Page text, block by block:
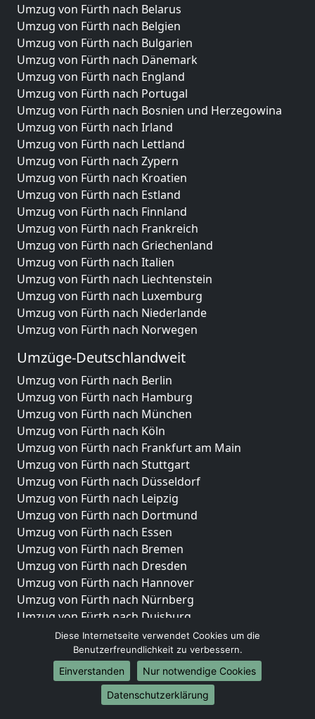
Umzug von Fürth nach Belarus
Umzug von Fürth nach Belgien
Umzug von Fürth nach Bulgarien
Umzug von Fürth nach Dänemark
Umzug von Fürth nach England
Umzug von Fürth nach Portugal
Umzug von Fürth nach Bosnien und Herzegowina
Umzug von Fürth nach Irland
Umzug von Fürth nach Lettland
Umzug von Fürth nach Zypern
Umzug von Fürth nach Kroatien
Umzug von Fürth nach Estland
Umzug von Fürth nach Finnland
Umzug von Fürth nach Frankreich
Umzug von Fürth nach Griechenland
Umzug von Fürth nach Italien
Umzug von Fürth nach Liechtenstein
Umzug von Fürth nach Luxemburg
Umzug von Fürth nach Niederlande
Umzug von Fürth nach Norwegen
Umzüge-Deutschlandweit
Umzug von Fürth nach Berlin
Umzug von Fürth nach Hamburg
Umzug von Fürth nach München
Umzug von Fürth nach Köln
Umzug von Fürth nach Frankfurt am Main
Umzug von Fürth nach Stuttgart
Umzug von Fürth nach Düsseldorf
Umzug von Fürth nach Leipzig
Umzug von Fürth nach Dortmund
Umzug von Fürth nach Essen
Umzug von Fürth nach Bremen
Umzug von Fürth nach Dresden
Umzug von Fürth nach Hannover
Umzug von Fürth nach Nürnberg
Umzug von Fürth nach Duisburg
Umzug von Fürth nach Bochum
Umzug von Fürth nach Wuppertal
Umzug von Fürth nach Bielefeld
Umzug von Fürth nach Bonn
Umzug von Fürth nach Münster
Diese Internetseite verwendet Cookies um die
Benutzerfreundlichkeit zu verbessern.
Einverstanden
Nur notwendige Cookies
Datenschutzerklärung